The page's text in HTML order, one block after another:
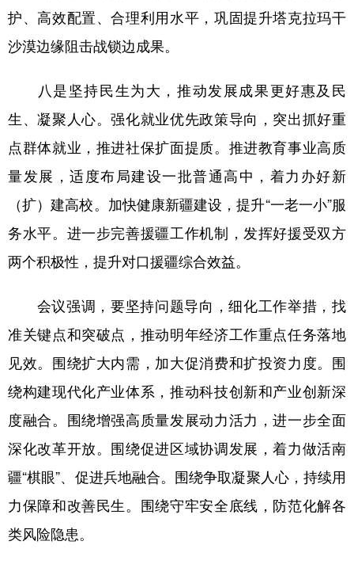
护、高效配置、合理利用水平，巩固提升塔克拉玛干
沙漠边缘阻击战锁边成果。
八是坚持民生为大，推动发展成果更好惠及民
生、凝聚人心。强化就业优先政策导向，突出抓好重
点群体就业，推进社保扩面提质。推进教育事业高质
量发展，适度布局建设一批普通高中，着力办好新
（扩）建高校。加快健康新疆建设，提升“一老一小”服
务水平。进一步完善援疆工作机制，发挥好援受双方
两个积极性，提升对口援疆综合效益。
会议强调，要坚持问题导向，细化工作举措，找
准关键点和突破点，推动明年经济工作重点任务落地
见效。围绕扩大内需，加大促消费和扩投资力度。围
绕构建现代化产业体系，推动科技创新和产业创新深
度融合。围绕增强高质量发展动力活力，进一步全面
深化改革开放。围绕促进区域协调发展，着力做活南
疆“棋眼”、促进兵地融合。围绕争取凝聚人心，持续用
力保障和改善民生。围绕守牢安全底线，防范化解各
类风险隐患。